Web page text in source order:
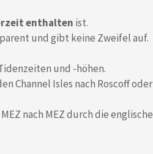
enthalten ist.
und gibt keine Zweifel auf.
und -höhen.
Channel Isles nach Roscoff oder
nach MEZ durch die englische